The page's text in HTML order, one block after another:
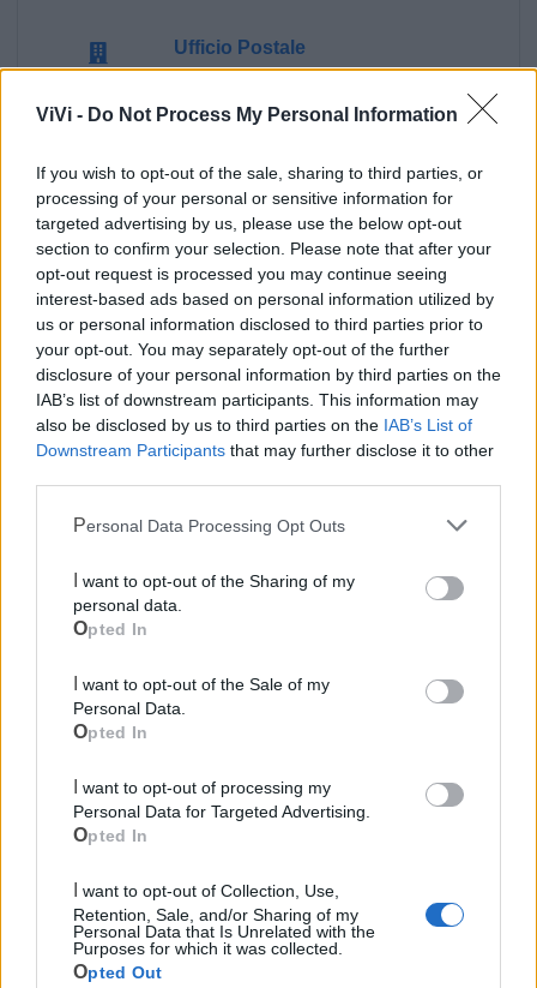
ViVi - Do Not Process My Personal Information
If you wish to opt-out of the sale, sharing to third parties, or
processing of your personal or sensitive information for
targeted advertising by us, please use the below opt-out
section to confirm your selection. Please note that after your
opt-out request is processed you may continue seeing
interest-based ads based on personal information utilized by
us or personal information disclosed to third parties prior to
your opt-out. You may separately opt-out of the further
disclosure of your personal information by third parties on the
IAB’s list of downstream participants. This information may
also be disclosed by us to third parties on the IAB’s List of
Downstream Participants that may further disclose it to other
Personal Data Processing Opt Outs
personal data.
Opted In
Personal Data.
Opted In
Personal Data for Targeted Advertising.
Opted In
Retention, Sale, and/or Sharing of my
Personal Data that Is Unrelated with the
Purposes for which it was collected.
Opted Out
Ufficio Postale
Guardia Medica
Canile
Polizia Locale
Ecocentro e rifiuti
Mondo CIA